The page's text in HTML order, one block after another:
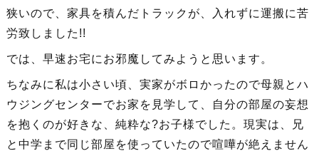
狭いので、家具を積んだトラックが、入れずに運搬に苦
労致しました!!
では、早速お宅にお邪魔してみようと思います。
ちなみに私は小さい頃、実家がボロかったので母親とハ
ウジングセンターでお家を見学して、自分の部屋の妄想
を抱くのが好きな、純粋な?お子様でした。現実は、兄
と中学まで同じ部屋を使っていたので喧嘩が絶えません